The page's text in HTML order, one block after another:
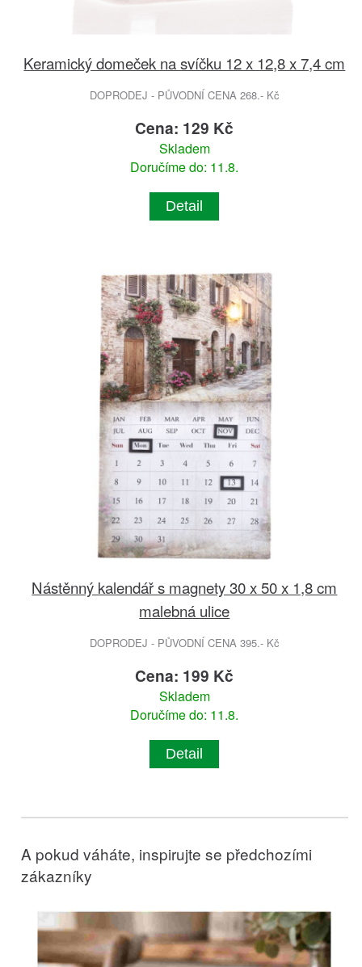
Keramický domeček na svíčku 12 x 12,8 x 7,4 cm
DOPRODEJ - PŮVODNÍ CENA 268.- Kč
Cena: 129 Kč
Skladem
Doručíme do: 11.8.
Detail
Nástěnný kalendář s magnety 30 x 50 x 1,8 cm
malebná ulice
DOPRODEJ - PŮVODNÍ CENA 395.- Kč
Cena: 199 Kč
Skladem
Doručíme do: 11.8.
Detail
A pokud váháte, inspirujte se předchozími
zákazníky